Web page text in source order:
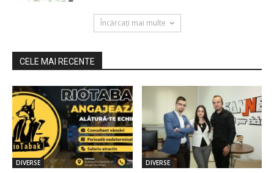
Încărcați mai multe
CELE MAI RECENTE
DIVERSE DIVERSE